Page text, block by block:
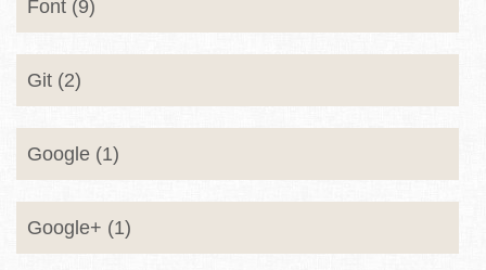
Font (9)
Git (2)
Google (1)
Google+ (1)